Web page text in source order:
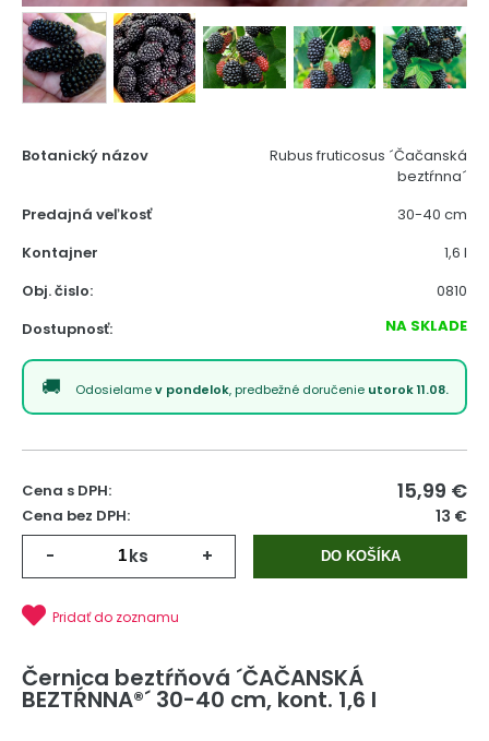
Botanický názov
Rubus fruticosus ´Čačanská
beztŕnna´
Predajná veľkosť
30-40 cm
Kontajner
1,6 l
Obj. čislo:
0810
Dostupnosť:
NA SKLADE
Odosielamev pondelok, predbežné doručenie utorok 11.08.
Cena s DPH: 15,99 €
Cena bez DPH: 13 €
- ks + DO KOŠÍKA
Pridať do zoznamu
Černica beztŕňová ´ČAČANSKÁ
BEZTŔNNA®´ 30-40 cm, kont. 1,6 l